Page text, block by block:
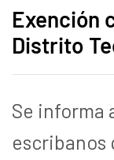
Exención
Distrito
Se informa
escribanos